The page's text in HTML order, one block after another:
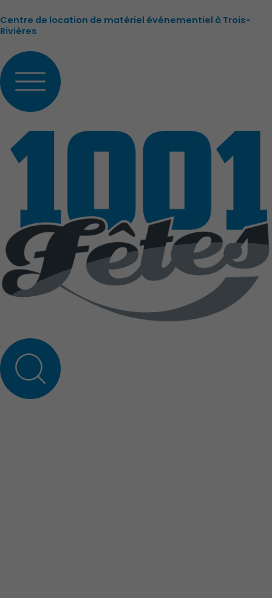
au
contenu
Centre de location de matériel événementiel à Trois-
Rivières